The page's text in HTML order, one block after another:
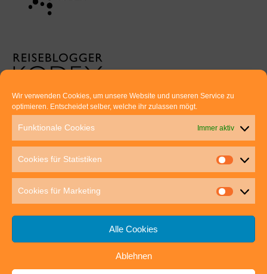
Wir verwenden Cookies, um unsere Website und unseren Service zu
optimieren. Entscheidet selber, welche ihr zulassen mögt.
Funktionale Cookies Immer aktiv
Cookies für Statistiken
Cookies für Marketing
Alle Cookies
Ablehnen
Euer direkter Draht zu uns:
Thomas Rathay und Silke Rommel
70563 Stuttgart
post@outdoor-hochgenuss.de
IMPRESSUM DATENSCHUTZ